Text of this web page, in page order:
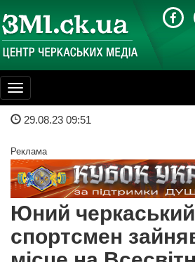
Toggle
navigation
29.08.23 09:51
Реклама
Юний черкаський
спортсмен